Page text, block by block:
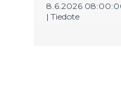
8.6.2026
| Tiedote